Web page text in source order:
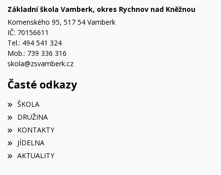
Základní škola Vamberk, okres Rychnov nad Kněžnou
Komenského 95, 517 54 Vamberk
IČ: 70156611
Tel.: 494 541 324
Mob.: 739 336 316
skola@zsvamberk.cz
Časté odkazy
ŠKOLA
DRUŽINA
KONTAKTY
JÍDELNA
AKTUALITY